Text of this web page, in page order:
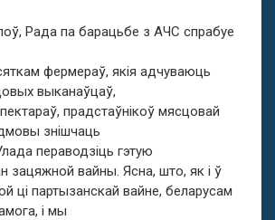
Рада па барацьбе з АЧС спрабуе
фермераў, якія адчуваюць
выканаўцаў,
прадстаўнікоў мясцовай
знішчаць
пераводзіць гэтую
зацяжной вайны. Ясна, што, як і ў
ці партызанскай вайне, беларусам
і мы